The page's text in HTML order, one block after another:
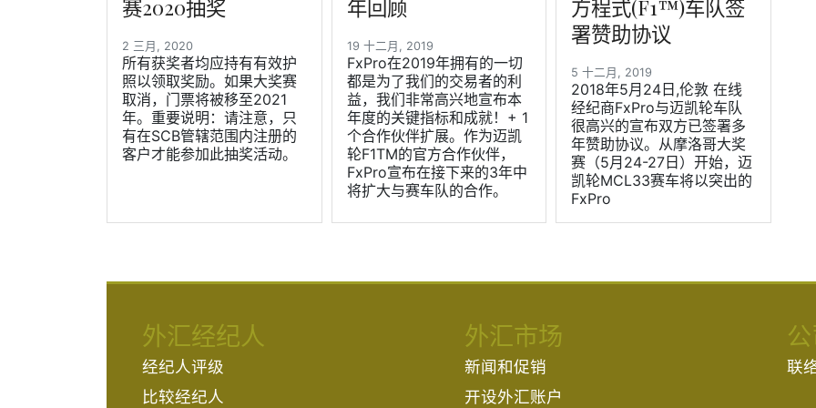
赛2020抽奖
2 三月, 2020
所有获奖者均应持有有效护
照以领取奖励。如果大奖赛
取消，门票将被移至2021
年。重要说明：请注意，只
有在SCB管辖范围内注册的
客户才能参加此抽奖活动。
年回顾
19 十二月, 2019
FxPro在2019年拥有的一切
都是为了我们的交易者的利
益，我们非常高兴地宣布本
年度的关键指标和成就！+ 1
个合作伙伴扩展。作为迈凯
轮F1TM的官方合作伙伴，
FxPro宣布在接下来的3年中
将扩大与赛车队的合作。
方程式(F1™)车队签
署赞助协议
5 十二月, 2019
2018年5月24日,伦敦 在线
经纪商FxPro与迈凯轮车队
很高兴的宣布双方已签署多
年赞助协议。从摩洛哥大奖
赛（5月24-27日）开始，迈
凯轮MCL33赛车将以突出的
FxPro
外汇经纪人
经纪人评级
比较经纪人
外汇市场
新闻和促销
开设外汇账户
联